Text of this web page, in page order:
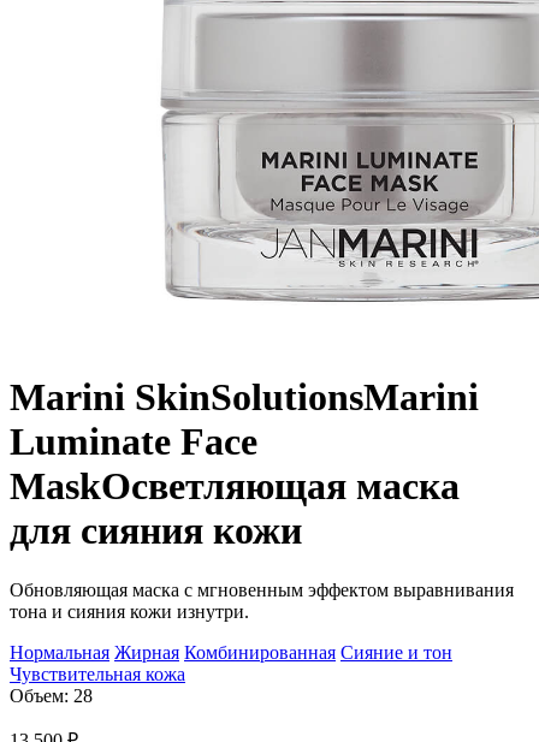
Marini SkinSolutionsMarini
Luminate Face
MaskОсветляющая маска
для сияния кожи
Обновляющая маска с мгновенным эффектом выравнивания
тона и сияния кожи изнутри.
Нормальная Жирная Комбинированная Сияние и тон
Чувствительная кожа
Объем: 28